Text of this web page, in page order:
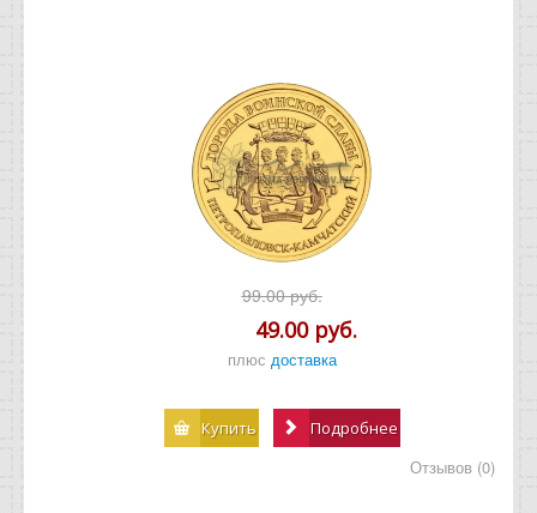
99.00 руб.
49.00 руб.
плюс доставка
Купить Подробнее
Отзывов (0)